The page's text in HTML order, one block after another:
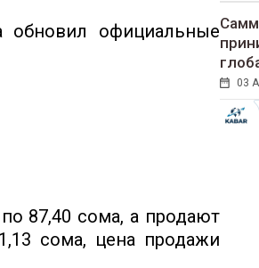
обновил официальные
87,40 сома, а продают
сома, цена продажи
03